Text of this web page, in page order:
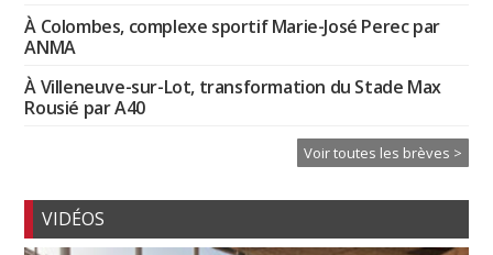
À Colombes, complexe sportif Marie-José Perec par
ANMA
À Villeneuve-sur-Lot, transformation du Stade Max
Rousié par A40
Voir toutes les brèves >
VIDÉOS